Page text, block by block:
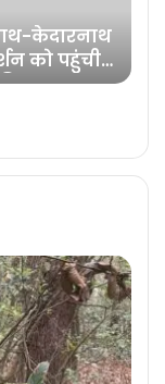
केदारनाथ
को पहुंची
फिल्म